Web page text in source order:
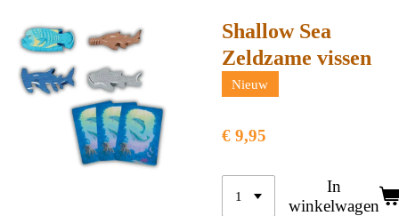
Shallow Sea
Zeldzame vissen
Nieuw
€ 9,95
In
winkelwagen